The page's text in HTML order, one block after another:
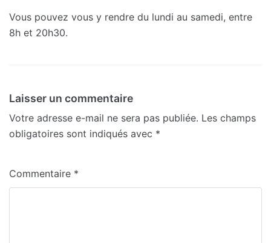
Vous pouvez vous y rendre du lundi au samedi, entre
8h et 20h30.
Laisser un commentaire
Votre adresse e-mail ne sera pas publiée. Les champs
obligatoires sont indiqués avec *
Commentaire *